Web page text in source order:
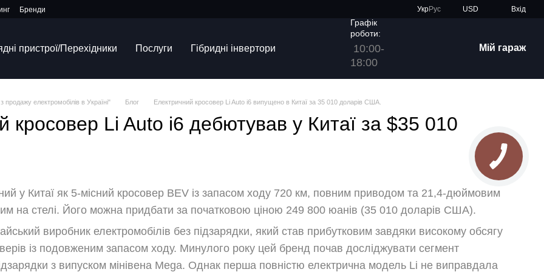
Бренди УкрРус USD Вхід
пристрої/Перехідники Послуги Гібридні інвертори
Графік
роботи:
10:00-
18:00
Мій гараж
електромобілів в Україні" Блог Електричний кросовер Li Auto i6 випущено в Китаї за 35 010 доларів США.
кросовер Li Auto i6 дебютував у Китаї за $35 010
у Китаї як 5-місний кросовер BEV із запасом ходу 720 км, повним приводом та 21,4-дюймовим
на стелі. Його можна придбати за початковою ціною 249 800 юанів (35 010 доларів США).
виробник електромобілів без підзарядки, який став прибутковим завдяки високому обсягу
із подовженим запасом ходу. Минулого року цей бренд почав досліджувати сегмент
з випуском мінівена Mega. Однак перша повністю електрична модель Li не виправдала